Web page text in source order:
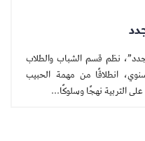
نظم قسم الشباب والطلاب
انطلاقًا من مهمة الحبيب
التربية نهجًا وسلوكًا...